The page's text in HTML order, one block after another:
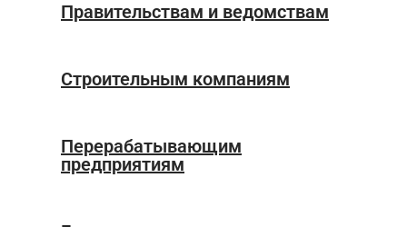
Правительствам и ведомствам
Строительным компаниям
Перерабатывающим
предприятиям